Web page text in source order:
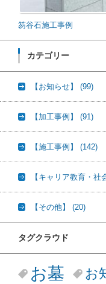
笏谷石施工事例
カテゴリー
【お知らせ】 (99)
【加工事例】 (91)
【施工事例】 (142)
【キャリア教育・社
【その他】 (20)
タグクラウド
お墓 お